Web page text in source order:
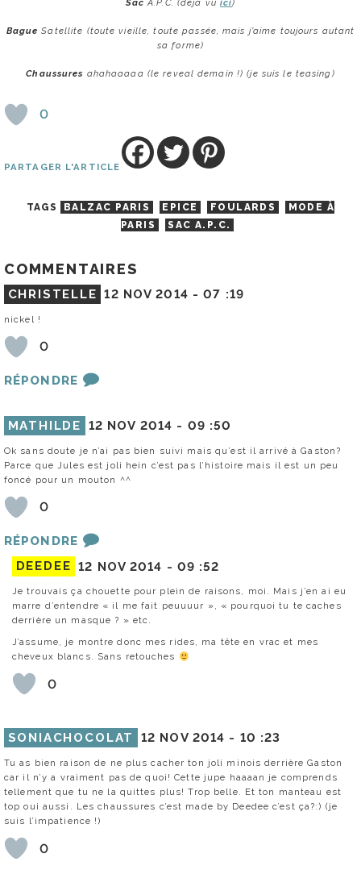
Sac A.P.C. (déjà vu ici)
Bague Satellite (toute vieille, toute passée, mais j’aime toujours autant
sa forme)
Chaussures ahahaaaaa (le reveal demain !) (je suis le teasing)
0
PARTAGER L'ARTICLE
TAGS BALZAC PARIS EPICE FOULARDS
MODE À
PARIS
SAC A.P.C.
COMMENTAIRES
CHRISTELLE 12 NOV 2014 -07 :19
nickel !
0
RÉPONDRE
MATHILDE 12 NOV 2014 - 09 :50
Ok sans doute je n’ai pas bien suivi mais qu’est il arrivé à Gaston?
Parce que Jules est joli hein c’est pas l’histoire mais il est un peu
foncé pour un mouton ^^
0
RÉPONDRE
DEEDEE 12 NOV 2014 - 09 :52
Je trouvais ça chouette pour plein de raisons, moi. Mais j’en ai eu
marre d’entendre « il me fait peuuuur », « pourquoi tu te caches
derrière un masque ? » etc.
J’assume, je montre donc mes rides, ma tête en vrac et mes
cheveux blancs. Sans retouches
0
SONIACHOCOLAT 12 NOV 2014 - 10 :23
Tu as bien raison de ne plus cacher ton joli minois derrière Gaston
car il n’y a vraiment pas de quoi! Cette jupe haaaan je comprends
tellement que tu ne la quittes plus! Trop belle. Et ton manteau est
top oui aussi. Les chaussures c’est made by Deedee c’est ça?:) (je
suis l’impatience !)
0